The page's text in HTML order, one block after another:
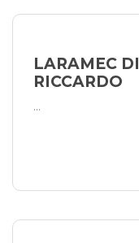
LARAMEC
RICCARDO
...